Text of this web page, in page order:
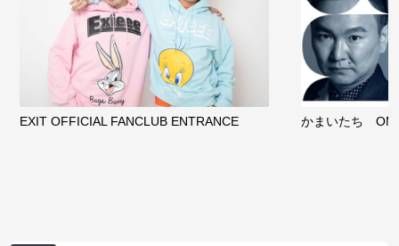
EXIT OFFICIAL FANCLUB ENTRANCE かまいたち